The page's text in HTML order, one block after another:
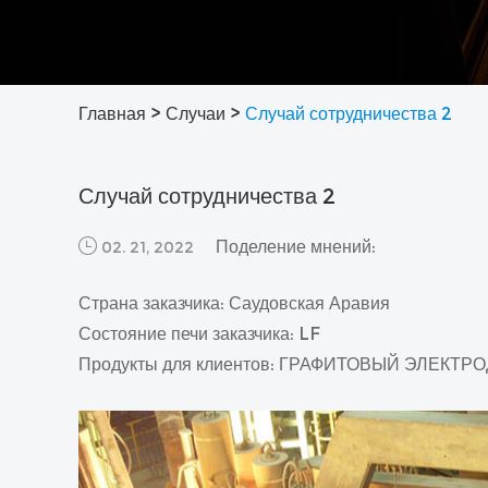
Главная > Случаи > Случай сотрудничества 2
Случай сотрудничества 2
02. 21, 2022 Поделение мнений:
Страна заказчика: Саудовская Аравия
Состояние печи заказчика: LF
Продукты для клиентов: ГРАФИТОВЫЙ